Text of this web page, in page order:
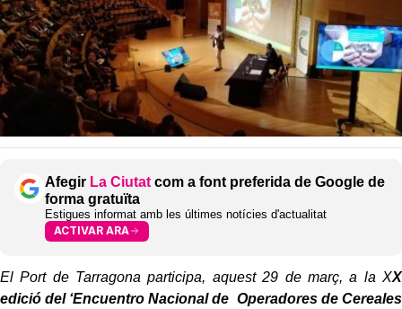
Afegir La Ciutat com a font preferida de Google de
forma gratuïta
Estigues informat amb les últimes notícies d'actualitat
ACTIVAR ARA
El Port de Tarragona participa, aquest 29 de març, a la XX
edició del ‘Encuentro Nacional de Operadores de Cereales